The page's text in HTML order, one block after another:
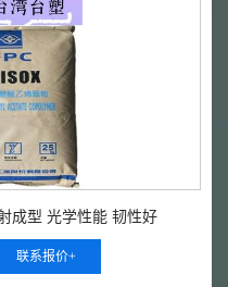
成型 光学性能 韧性好
联系报价+